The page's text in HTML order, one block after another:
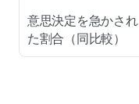
意思決定を急かされ
た割合（同比較）